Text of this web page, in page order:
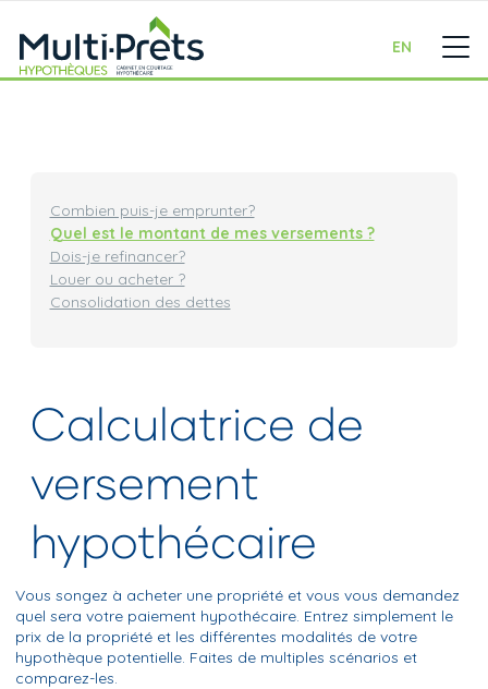
EN
Combien puis-je emprunter?
Quel est le montant de mes versements ?
Dois-je refinancer?
Louer ou acheter ?
Consolidation des dettes
Calculatrice de
versement
hypothécaire
Vous songez à acheter une propriété et vous vous demandez
quel sera votre paiement hypothécaire. Entrez simplement le
prix de la propriété et les différentes modalités de votre
hypothèque potentielle. Faites de multiples scénarios et
comparez-les.